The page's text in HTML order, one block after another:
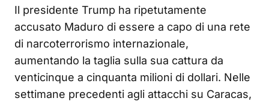
Il presidente Trump ha ripetutamente
accusato Maduro di essere a capo di una rete
di narcoterrorismo internazionale,
aumentando la taglia sulla sua cattura da
venticinque a cinquanta milioni di dollari. Nelle
settimane precedenti agli attacchi su Caracas,